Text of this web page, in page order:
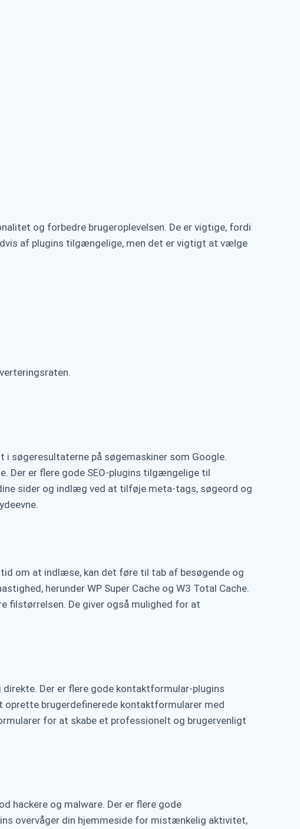
og forbedre brugeroplevelsen. De er vigtige, fordi
af plugins tilgængelige, men det er vigtigt at vælge
søgeresultaterne på søgemaskiner som Google.
Der er flere gode SEO-plugins tilgængelige til
sider og indlæg ved at tilføje meta-tags, søgeord og
om at indlæse, kan det føre til tab af besøgende og
herunder WP Super Cache og W3 Total Cache.
filstørrelsen. De giver også mulighed for at
Der er flere gode kontaktformular-plugins
oprette brugerdefinerede kontaktformularer med
for at skabe et professionelt og brugervenligt
hackere og malware. Der er flere gode
overvåger din hjemmeside for mistænkelig aktivitet,